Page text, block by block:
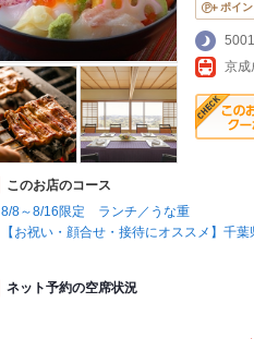
ポイ
このお店のコース
8/8～8/16限定 ランチ／うな重
【お祝い・顔合せ・接待にオススメ】千
ネット予約の空席状況